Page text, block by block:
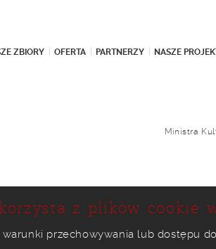
ZBIORY OFERTA PARTNERZY NASZE
Ministra
z plików cookie
warunki przechowywania lub dostępu